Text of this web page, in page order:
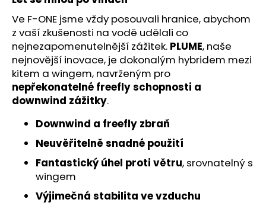
Ve F-ONE jsme vždy posouvali hranice, abychom
z vaší zkušenosti na vodě udělali co
nejnezapomenutelnější zážitek. PLUME, naše
nejnovější inovace, je dokonalým hybridem mezi
kitem a wingem, navrženým pro
nepřekonatelné freefly schopnosti a
downwind zážitky.
Downwind a freefly zbraň
Neuvěřitelně snadné použití
Fantastický úhel proti větru, srovnatelný s
wingem
Výjimečná stabilita ve vzduchu
u
j
e
m
e